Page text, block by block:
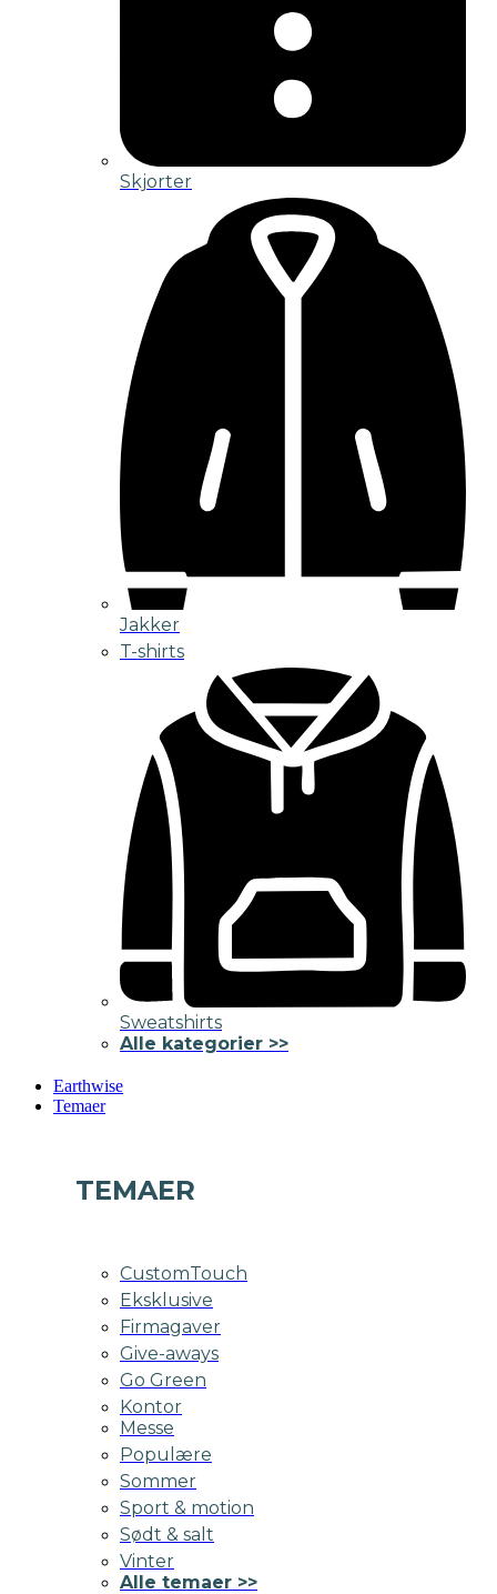
Skjorter
Jakker
T-shirts
Sweatshirts
Alle kategorier >>
Earthwise
Temaer
TEMAER
CustomTouch
Eksklusive
Firmagaver
Give-aways
Go Green
Kontor
Messe
Populære
Sommer
Sport & motion
Sødt & salt
Vinter
Alle temaer >>